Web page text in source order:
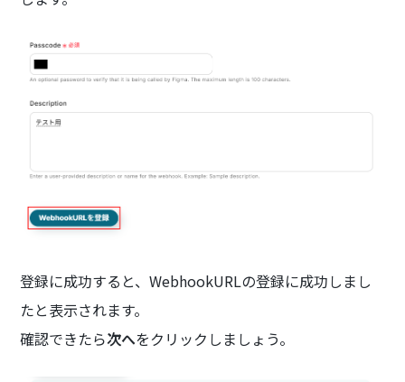
登録に成功すると、WebhookURLの登録に成功しまし
たと表示されます。
確認できたら次へをクリックしましょう。